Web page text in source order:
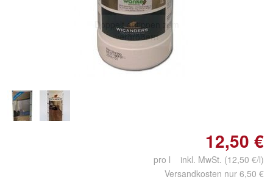
Doppelt antippen zum
vergrößern
12,50 €
pro l inkl. MwSt. (12,50 €/l)
Versandkosten nur 6,50 €